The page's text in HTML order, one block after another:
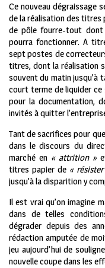
Ce nouveau dégraissage
de la réalisation des titres
de pôle fourre-tout dont
pourra fonctionner. A
sept postes de
titres, dont la réalisation
souvent du matin jusqu’à
court terme de liquider ce
pour la documentation,
invités à quitter
Tant de sacrifices pour
dans le discours du
marché en « attrition »
titres papier de «
jusqu’à la disparition y
Il est vrai qu’on imagine
dans de telles
dégrader depuis des
rédaction amputée de
jeu aujourd’hui de
nouvelle coupe dans les